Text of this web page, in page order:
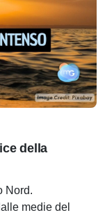
della
Nord.
medie del